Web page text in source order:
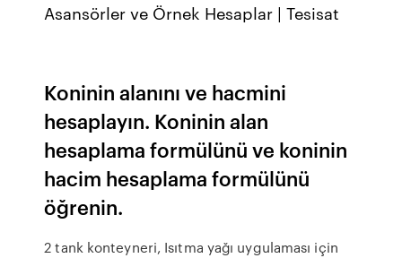
Asansörler ve Örnek Hesaplar | Tesisat
Koninin alanını ve hacmini
hesaplayın. Koninin alan
hesaplama formülünü ve koninin
hacim hesaplama formülünü
öğrenin.
2 tank konteyneri, Isıtma yağı uygulaması için